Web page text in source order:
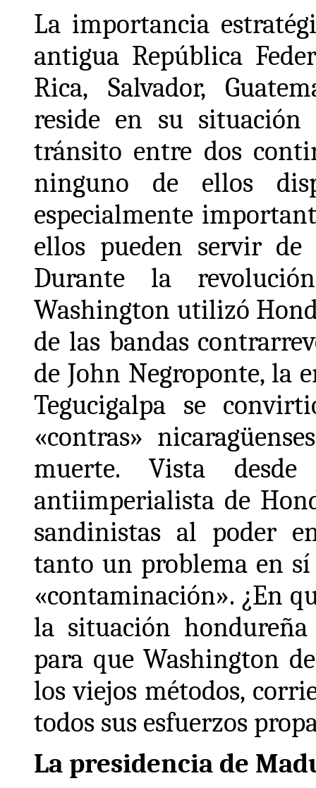
La importancia
antigua República
Rica, Salvador,
reside en su situación
tránsito entre dos
ninguno de ellos
especialmente
ellos pueden servir
Durante la
Washington utilizó
de las bandas
de John Negroponte, la
Tegucigalpa se
«contras»
muerte. Vista
antiimperialista de
sandinistas al poder
tanto un problema en
«contaminación». ¿En
la situación
para que Washington
los viejos métodos,
todos sus esfuerzos
La presidencia de